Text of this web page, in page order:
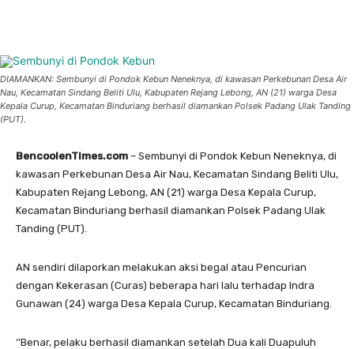
DIAMANKAN: Sembunyi di Pondok Kebun Neneknya, di kawasan Perkebunan Desa Air
Nau, Kecamatan Sindang Beliti Ulu, Kabupaten Rejang Lebong, AN (21) warga Desa
Kepala Curup, Kecamatan Binduriang berhasil diamankan Polsek Padang Ulak Tanding
(PUT).
BencoolenTimes.com – Sembunyi di Pondok Kebun Neneknya, di
kawasan Perkebunan Desa Air Nau, Kecamatan Sindang Beliti Ulu,
Kabupaten Rejang Lebong, AN (21) warga Desa Kepala Curup,
Kecamatan Binduriang berhasil diamankan Polsek Padang Ulak
Tanding (PUT).
AN sendiri dilaporkan melakukan aksi begal atau Pencurian
dengan Kekerasan (Curas) beberapa hari lalu terhadap Indra
Gunawan (24) warga Desa Kepala Curup, Kecamatan Binduriang.
‘’Benar, pelaku berhasil diamankan setelah Dua kali Duapuluh